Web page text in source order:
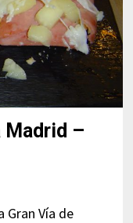
Madrid –
Gran Vía de